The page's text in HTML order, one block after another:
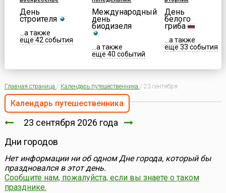
День
строителя
...а также
еще 42 события
Международный
день
биодизеля
...а также
еще 40 событий
День
белого
гриба
...а также
еще 33 события
Главная страница / Календарь путешественника / 23 сентября
Календарь путешественника
23 сентября 2026 года
Дни городов
Нет информации ни об одном Дне города, который бы
праздновался в этот день.
Сообщите нам, пожалуйста, если вы знаете о таком
празднике.